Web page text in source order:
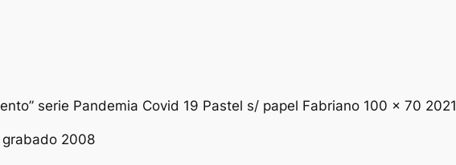
serie Pandemia Covid 19 Pastel s/ papel Fabriano 100 x 70 2021
grabado 2008